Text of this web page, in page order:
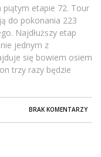
piątym etapie 72. Tour
do pokonania 223
Najdłuższy etap
jednym z
się bowiem osiem
trzy razy będzie
BRAK KOMENTARZY